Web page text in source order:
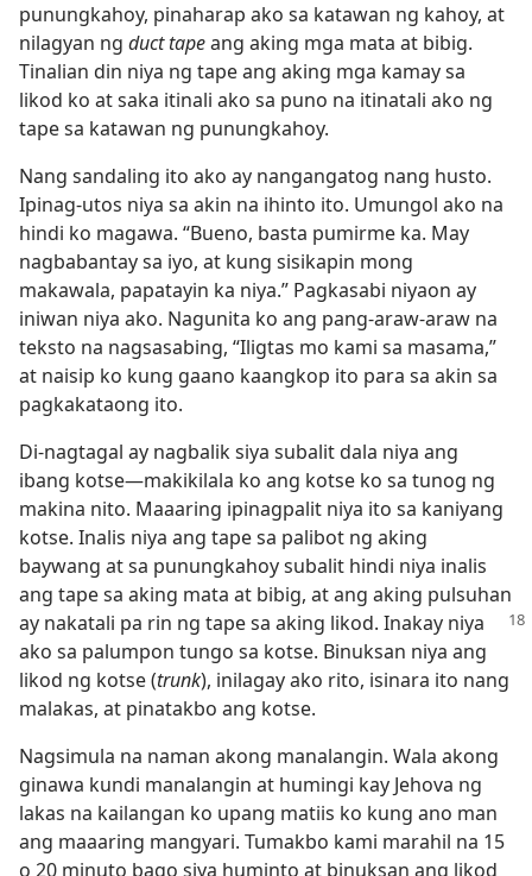
punungkahoy, pinaharap ako sa katawan ng kahoy, at
nilagyan ng duct tapeang aking mga mata at bibig.
Tinalian din niya ng tape ang aking mga kamay sa
likod ko at saka itinali ako sa puno na itinatali ako ng
tape sa katawan ng punungkahoy.
Nang sandaling ito ako ay nangangatog nang husto.
Ipinag-utos niya sa akin na ihinto ito. Umungol ako na
hindi ko magawa. “Bueno, basta pumirme ka. May
nagbabantay sa iyo, at kung sisikapin mong
makawala, papatayin ka niya.” Pagkasabi niyaon ay
iniwan niya ako. Nagunita ko ang pang-araw-araw na
teksto na nagsasabing, “Iligtas mo kami sa masama,”
at naisip ko kung gaano kaangkop ito para sa akin sa
pagkakataong ito.
Di-nagtagal ay nagbalik siya subalit dala niya ang
ibang kotse​—makikilala ko ang kotse ko sa tunog ng
makina nito. Maaaring ipinagpalit niya ito sa kaniyang
kotse. Inalis niya ang tape sa palibot ng aking
baywang at sa punungkahoy subalit hindi niya inalis
ang tape sa aking mata at bibig, at ang aking pulsuhan
ay nakatali pa rin ng tape sa aking likod. Inakay niya
ako sa palumpon tungo sa kotse. Binuksan niya ang
likod ng kotse (trunk), inilagay ako rito, isinara ito nang
malakas, at pinatakbo ang kotse.
Nagsimula na naman akong manalangin. Wala akong
ginawa kundi manalangin at humingi kay Jehova ng
lakas na kailangan ko upang matiis ko kung ano man
ang maaaring mangyari. Tumakbo kami marahil na 15
o 20 minuto bago siya huminto at binuksan ang likod